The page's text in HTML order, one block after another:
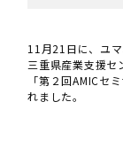
11月21日に、ユ
三重県産業支援セ
「第２回AMICセ
れました。